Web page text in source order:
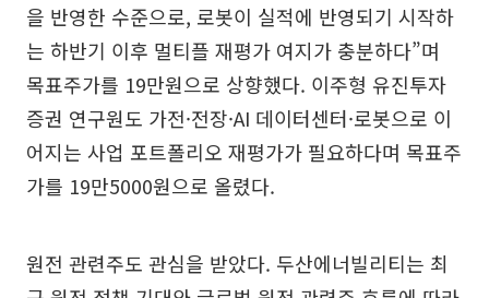
을 반영한 수준으로, 로봇이 실적에 반영되기 시작하
는 하반기 이후 멀티플 재평가 여지가 충분하다”며
목표주가를 19만원으로 상향했다. 이주형 유진투자
증권 연구원도 가전·전장·AI 데이터센터·로봇으로 이
어지는 사업 포트폴리오 재평가가 필요하다며 목표주
가를 19만5000원으로 올렸다.
원전 관련주도 관심을 받았다. 두산에너빌리티는 최